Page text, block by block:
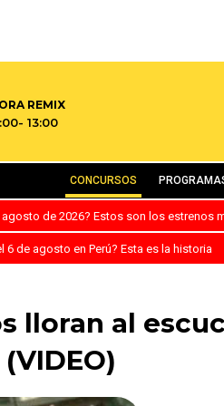
REMIX
13:00
CONCURSOS
agosto de 2026? Estos son los estrenos
6 de agosto en Perú? Esta es la historia
lloran al